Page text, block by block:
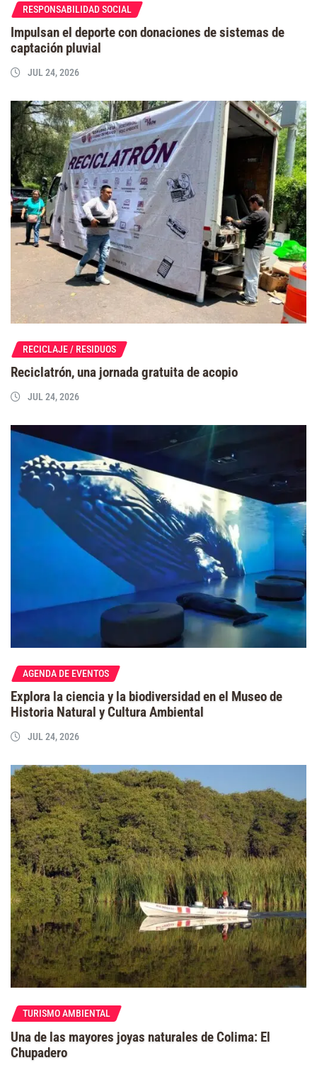
RESPONSABILIDAD SOCIAL
Impulsan el deporte con donaciones de sistemas de
captación pluvial
JUL 24, 2026
RECICLAJE / RESIDUOS
Reciclatrón, una jornada gratuita de acopio
JUL 24, 2026
AGENDA DE EVENTOS
Explora la ciencia y la biodiversidad en el Museo de
Historia Natural y Cultura Ambiental
JUL 24, 2026
TURISMO AMBIENTAL
Una de las mayores joyas naturales de Colima: El
Chupadero